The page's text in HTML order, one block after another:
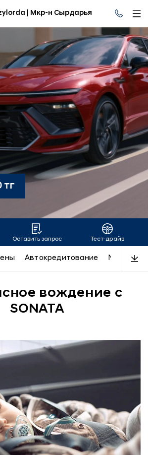
| Мкр-н Сырдарья
тг
Оставить запрос Тест-драйв
Автокредитование N-Line
вождение с
SONATA